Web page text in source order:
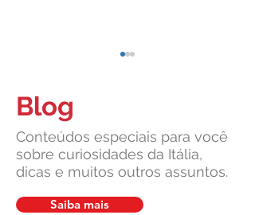
Cidadania Italiana: Leardini
Consulenze explica a nova
Blog
Conteúdos especiais para você
sobre curiosidades da Itália,
dicas e muitos outros assuntos.
Saiba mais